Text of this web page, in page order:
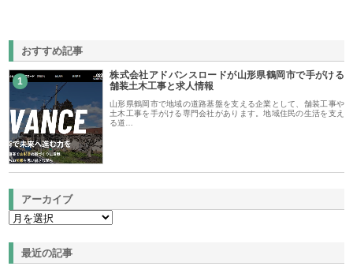
おすすめ記事
1
株式会社アドバンスロードが山形県鶴岡市で手がける
舗装土木工事と求人情報
山形県鶴岡市で地域の道路基盤を支える企業として、舗装工事や
土木工事を手がける専門会社があります。地域住民の生活を支え
る道…
アーカイブ
最近の記事